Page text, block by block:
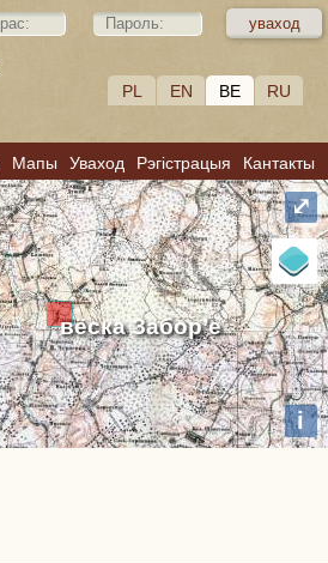
PL EN BE RU
Мапы Уваход Рэгістрацыя Кантакты
вёска Забор’е
i
⤢